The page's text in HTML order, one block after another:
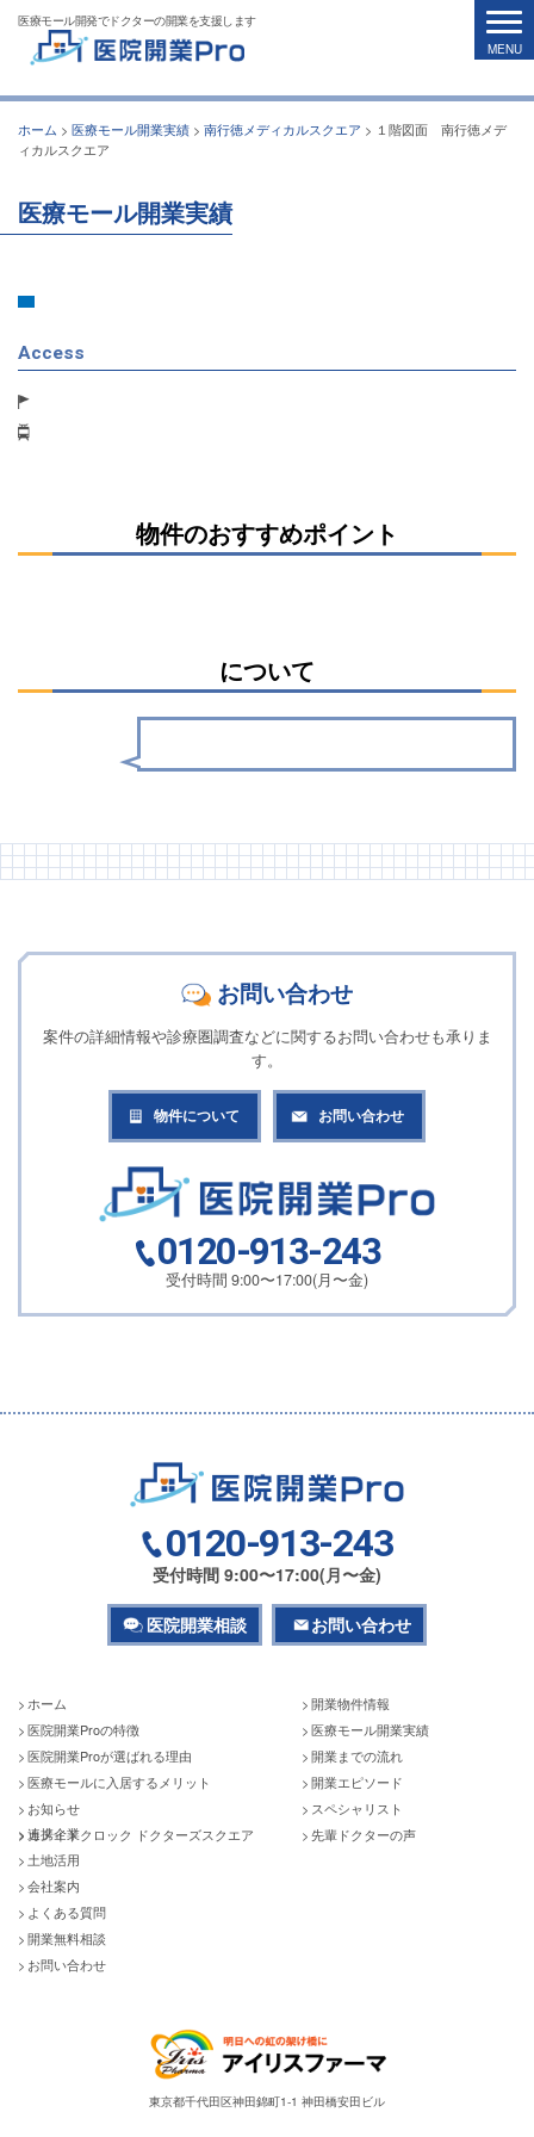
医療モール開発でドクターの開業を支援します
ホーム > 医療モール開業実績 > 南行徳メディカルスクエア > １階図面 南行徳メデ
ィカルスクエア
医療モール開業実績
Access
物件のおすすめポイント
について
お問い合わせ
案件の詳細情報や診療圏調査などに関するお問い合わせも承りま
す。
物件について お問い合わせ
0120-913-243
受付時間 9:00〜17:00(月〜金)
0120-913-243
受付時間 9:00〜17:00(月〜金)
医院開業相談 お問い合わせ
ホーム
医院開業Proの特徴
医院開業Proが選ばれる理由
医療モールに入居するメリット
お知らせ
カメイドクロック ドクターズスクエア
開業物件情報
医療モール開業実績
開業までの流れ
開業エピソード
スペシャリスト
先輩ドクターの声
連携企業
土地活用
会社案内
よくある質問
開業無料相談
お問い合わせ
東京都千代田区神田錦町1-1 神田橋安田ビル